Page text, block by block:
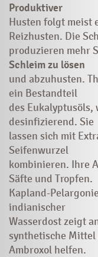
Produktiver
Husten folgt meist
Reizhusten. Die
produzieren mehr
Schleim zu lösen
und abzuhusten.
ein Bestandteil
des
desinfizierend. Sie
lassen sich mit
Seifenwurzel
kombinieren. Ihre
Säfte und Tropfen.
Kapland-
indianischer
Wasserdost zeigt
synthetische
Ambroxol helfen.